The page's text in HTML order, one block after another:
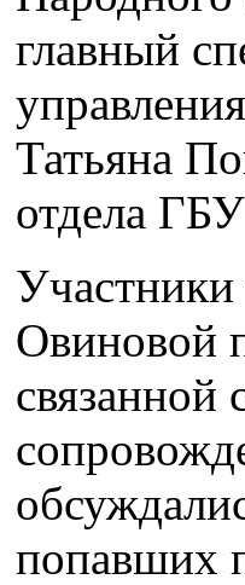
главный
Татьяна
отдела
Овиновой
связанной
попавших